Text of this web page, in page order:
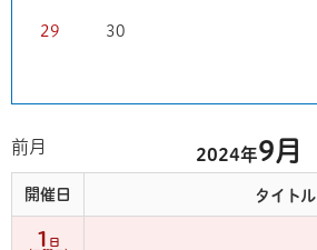
29 30
前月 2024年9月
開催日 タイトル
1 日